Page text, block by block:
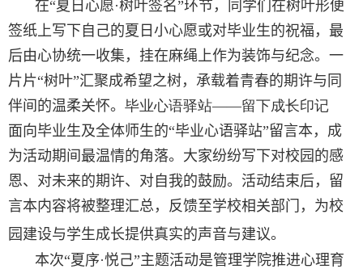
在“夏日心愿·树叶签名”环节 ，
同学们在树叶形便
签纸上写下自己的夏日小心愿或对毕业生的祝福 ， 最
后由心协统一收集 ， 挂在麻绳上作为装饰与纪念。 一
片片“树叶”汇聚成希望之树， 承载着青春的期许与同
伴间的温柔关怀。 毕业心语驿站——留下成长印记
面向毕业生及全体师生的“毕业心语驿站”留言本， 成
为活动期间最温情的角落。 大家纷纷写下对校园的感
恩、 对未来的期许、 对自我的鼓励。 活动结束后， 留
言本内容将被整理汇总 ， 反馈至学校相关部门 ， 为校
园建设与学生成长提供真实的声音与建议。
本次“夏序·悦己”主题活动是管理学院推进心理育